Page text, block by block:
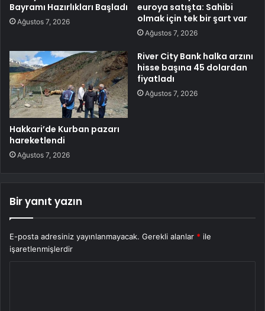
Bayramı Hazırlıkları Başladı
Ağustos 7, 2026
euroya satışta: Sahibi
olmak için tek bir şart var
Ağustos 7, 2026
Hakkari’de Kurban pazarı
hareketlendi
Ağustos 7, 2026
River City Bank halka arzını
hisse başına 45 dolardan
fiyatladı
Ağustos 7, 2026
Bir yanıt yazın
E-posta adresiniz yayınlanmayacak. Gerekli alanlar * ile
işaretlenmişlerdir